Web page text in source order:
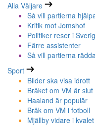
Alla Väljare
Så vill partierna
Kritik mot Jomshof
Politiker reser i
Färre assistenter
Så vill partierna
Sport
Bilder ska visa idrott
Bråket om VM är slut
Haaland är populär
Bråk om VM i fotboll
Mjällby vidare i kvalet